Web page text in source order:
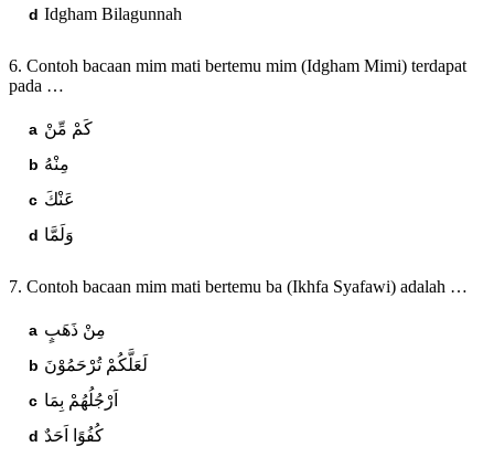
Idgham Bilagunnah
6. Contoh bacaan mim mati bertemu mim (Idgham Mimi) terdapat
pada …
كَمْ مِّنْ
مِنْهُ
عَنْكَ
وَلَمَّا
7. Contoh bacaan mim mati bertemu ba (Ikhfa Syafawi) adalah …
مِنْ ذَهَبٍ
لَعَلَّكُمْ تُرْحَمُوْنَ
اَرْجُلُهُمْ بِمَا
كُفُوًا اَحَدٌ